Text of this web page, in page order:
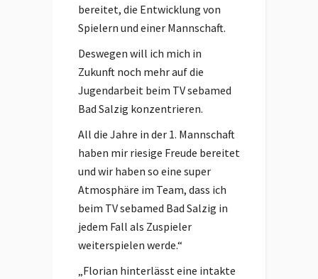
bereitet, die Entwicklung von
Spielern und einer Mannschaft.
Deswegen will ich mich in
Zukunft noch mehr auf die
Jugendarbeit beim TV sebamed
Bad Salzig konzentrieren.
All die Jahre in der 1. Mannschaft
haben mir riesige Freude bereitet
und wir haben so eine super
Atmosphäre im Team, dass ich
beim TV sebamed Bad Salzig in
jedem Fall als Zuspieler
weiterspielen werde.“
„Florian hinterlässt eine intakte